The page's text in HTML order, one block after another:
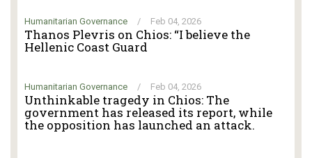
Humanitarian Governance / Feb 04, 2026
Thanos Plevris on Chios: “I believe the
Hellenic Coast Guard
Humanitarian Governance / Feb 04, 2026
Unthinkable tragedy in Chios: The
government has released its report, while
the opposition has launched an attack.